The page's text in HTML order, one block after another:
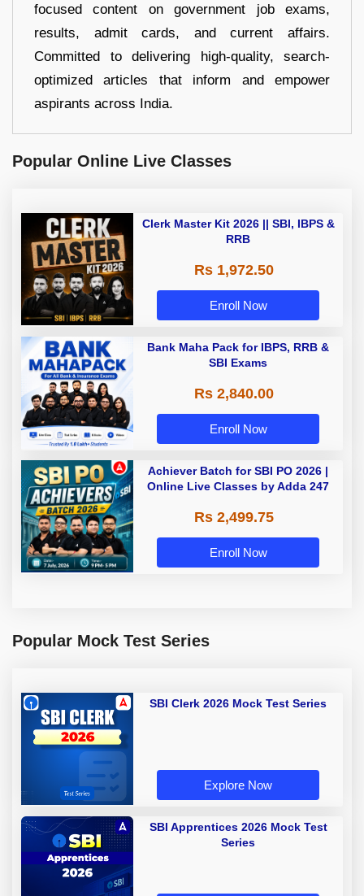
focused content on government job exams,
results, admit cards, and current affairs.
Committed to delivering high-quality, search-
optimized articles that inform and empower
aspirants across India.
Popular Online Live Classes
Clerk Master Kit 2026 || SBI, IBPS &
RRB
Rs 1,972.50
Enroll Now
Bank Maha Pack for IBPS, RRB &
SBI Exams
Rs 2,840.00
Enroll Now
Achiever Batch for SBI PO 2026 |
Online Live Classes by Adda 247
Rs 2,499.75
Enroll Now
Popular Mock Test Series
SBI Clerk 2026 Mock Test Series
Explore Now
SBI Apprentices 2026 Mock Test
Series